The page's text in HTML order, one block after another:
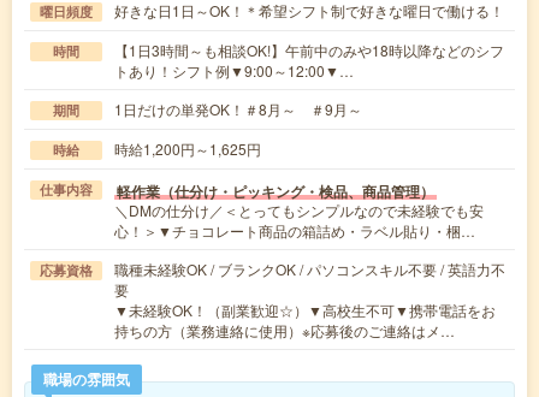
曜日頻度 好きな日1日～OK！＊希望シフト制で好きな曜日で働ける！
時間
【1日3時間～も相談OK!】午前中のみや18時以降などのシフ
トあり！シフト例▼9:00～12:00▼…
期間 1日だけの単発OK！＃8月～ ＃9月～
時給 時給1,200円～1,625円
仕事内容 軽作業（仕分け・ピッキング・検品、商品管理）
＼DMの仕分け／＜とってもシンプルなので未経験でも安
心！＞▼チョコレート商品の箱詰め・ラベル貼り・梱…
応募資格
職種未経験OK / ブランクOK / パソコンスキル不要 / 英語力不
要
▼未経験OK！（副業歓迎☆）▼高校生不可▼携帯電話をお
持ちの方（業務連絡に使用）※応募後のご連絡はメ…
職場の雰囲気